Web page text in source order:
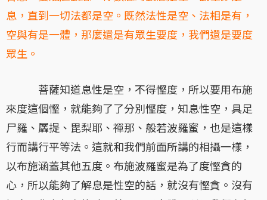
息，直到一切法都是空。既然法性是空、法相是有，
空與有是一體，那麼還是有眾生要度，我們還是要度
眾生。
菩薩知道息性是空，不得慳度，所以要用布施
來度這個慳，就能夠了了分別慳度，知息性空，具足
尸羅、羼提、毘梨耶、禪那、般若波羅蜜，也是這樣
行而講行平等法。這就和我們前面所講的相攝一樣，
以布施涵蓋其他五度。布施波羅蜜是為了度慳貪的
心，所以能夠了解息是性空的話，就沒有慳貪。沒有